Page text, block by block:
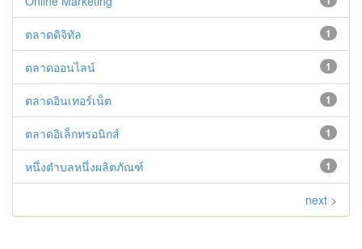
1
ตลาดดิจิทัล
1
ตลาดออนไลน์
1
ตลาดอินเทอร์เน็ต
1
ตลาดอิเล็กทรอนิกส์
1
หนึ่งตำบลหนึ่งผลิตภัณฑ์
next >